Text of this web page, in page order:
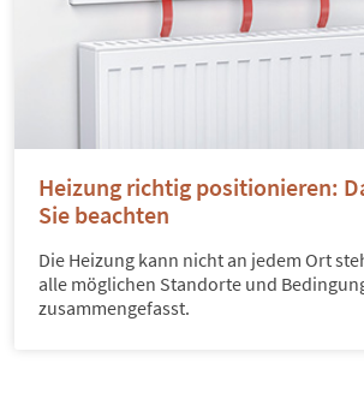
Heizung richtig positionieren:
Sie beachten
Die Heizung kann nicht an jedem Ort
alle möglichen Standorte und
zusammengefasst.